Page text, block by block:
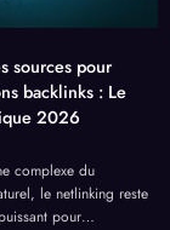
sources pour
backlinks : Le
2026
complexe du
le netlinking reste
pour…